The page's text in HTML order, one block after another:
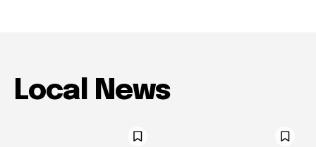
Local News